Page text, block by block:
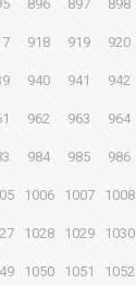
896 897 898
918 919 920
940 941 942
962 963 964
984 985 986
1006 1007 1008
1028 1029 1030
1050 1051 1052